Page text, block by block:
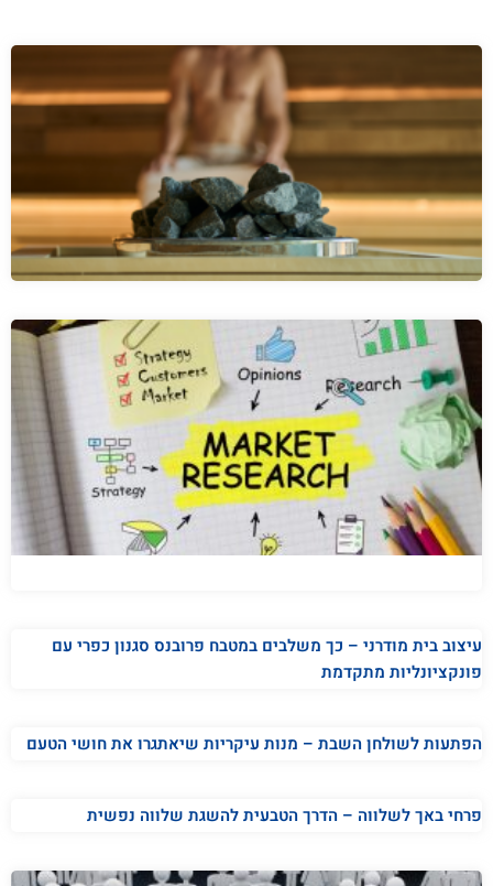
עיצוב בית מודרני – כך משלבים במטבח פרובנס סגנון כפרי עם
פונקציונליות מתקדמת
הפתעות לשולחן השבת – מנות עיקריות שיאתגרו את חושי הטעם
פרחי באך לשלווה – הדרך הטבעית להשגת שלווה נפשית